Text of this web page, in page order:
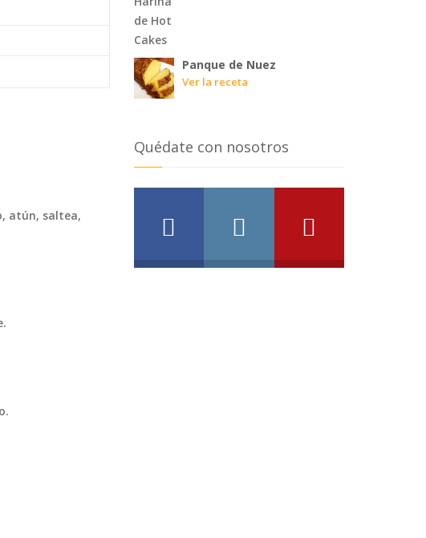
atún, saltea,
Panque de Nuez
Ver la receta
Quédate con nosotros